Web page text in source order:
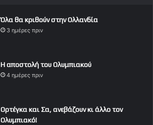
Όλα θα κριθούν στην Ολλανδία
3 ημέρες πριν
Η αποστολή του Ολυμπιακού
4 ημέρες πριν
Ορτέγκα και Σα, ανεβάζουν κι άλλο τον
Ολυμπιακό!